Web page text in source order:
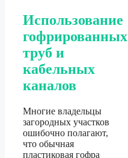
Использование
гофрированных
труб и
кабельных
каналов
Многие владельцы
загородных участков
ошибочно полагают,
что обычная
пластиковая гофра